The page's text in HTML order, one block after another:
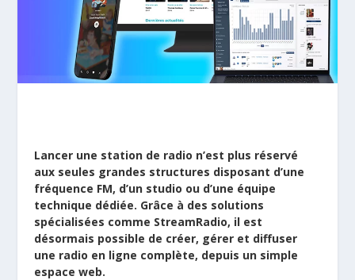
Lancer une station de radio n’est plus réservé
aux seules grandes structures disposant d’une
fréquence FM, d’un studio ou d’une équipe
technique dédiée. Grâce à des solutions
spécialisées comme StreamRadio, il est
désormais possible de créer, gérer et diffuser
une radio en ligne complète, depuis un simple
espace web.